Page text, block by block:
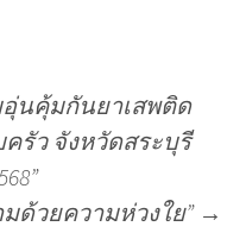
อุ่นคุ้มกันยาเสพติด
รัว จังหวัดสระบุรี
ด้วยความห่วงใย” →